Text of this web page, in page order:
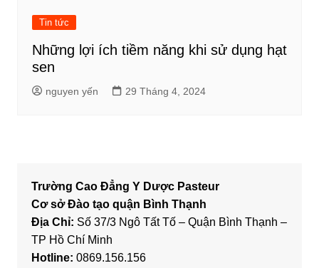
Tin tức
Những lợi ích tiềm năng khi sử dụng hạt
sen
nguyen yến 29 Tháng 4, 2024
Trường Cao Đẳng Y Dược Pasteur
Cơ sở Đào tạo quận Bình Thạnh
Địa Chỉ: Số 37/3 Ngô Tất Tố – Quận Bình Thạnh –
TP Hồ Chí Minh
Hotline: 0869.156.156